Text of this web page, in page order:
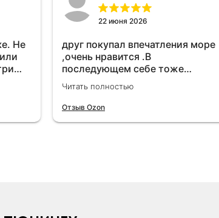
Не
ещё
22 июня 2026
друг покупал впечатления море
,очень нравится .В
последующем себе тоже
приобрел.Реально прибавляет
мощности!
Читать полностью
Отзыв Ozon